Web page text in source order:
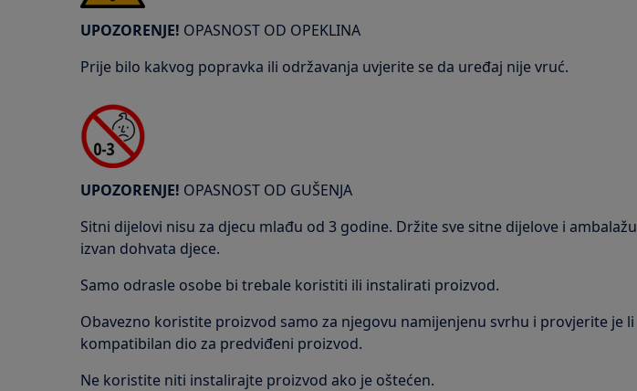
UPOZORENJE! OPASNOST OD OPEKLINA
Prije bilo kakvog popravka ili održavanja uvjerite se da uređaj nije vruć.
UPOZORENJE! OPASNOST OD GUŠENJA
Sitni dijelovi nisu za djecu mlađu od 3 godine. Držite sve sitne dijelove i ambalažu
izvan dohvata djece.
Samo odrasle osobe bi trebale koristiti ili instalirati proizvod.
Obavezno koristite proizvod samo za njegovu namijenjenu svrhu i provjerite je li
kompatibilan dio za predviđeni proizvod.
Ne koristite niti instalirajte proizvod ako je oštećen.